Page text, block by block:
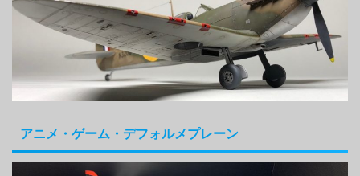
アニメ・ゲーム・デフォルメプレーン